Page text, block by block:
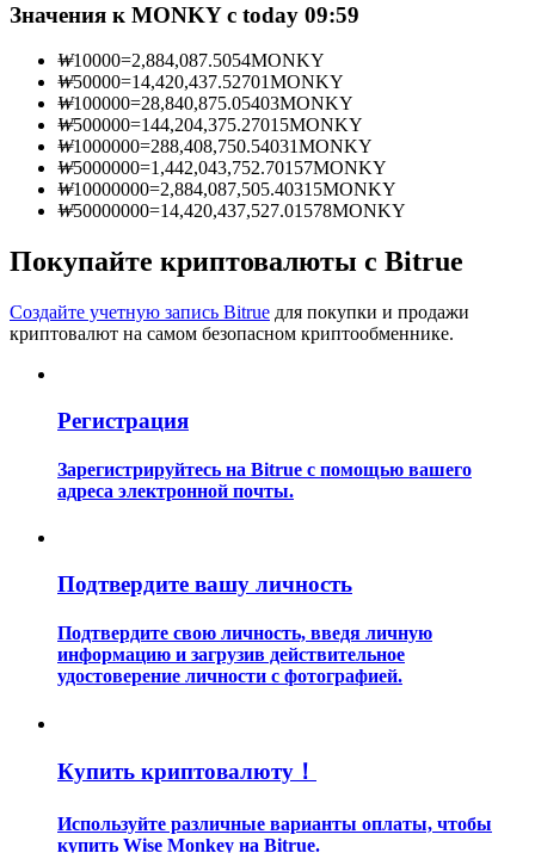
Информация
и т. д.
Гид
Торговые стратегии
Узнайте, как оставаться прибыльным
Значения к MONKY с today 09:59
₩10000=2,884,087.5054MONKY
₩50000=14,420,437.52701MONKY
₩100000=28,840,875.05403MONKY
₩500000=144,204,375.27015MONKY
₩1000000=288,408,750.54031MONKY
₩5000000=1,442,043,752.70157MONKY
₩10000000=2,884,087,505.40315MONKY
₩50000000=14,420,437,527.01578MONKY
Покупайте криптовалюты с Bitrue
Создайте учетную запись Bitrue для покупки и продажи
криптовалют на самом безопасном криптообменнике.
Регистрация
Зарегистрируйтесь на Bitrue с помощью вашего
адреса электронной почты.
Подтвердите вашу личность
Подтвердите свою личность, введя личную
информацию и загрузив действительное
удостоверение личности с фотографией.
Купить криптовалюту！
Используйте различные варианты оплаты, чтобы
купить Wise Monkey на Bitrue.